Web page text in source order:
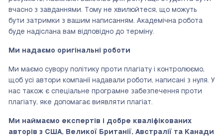
вчасно з завданнями. Тому не хвилюйтеся, що можуть
бути затримки з вашим написанням. Академічна робота
буде надіслана вам відповідно до терміну.
Ми надаємо оригінальні роботи
Ми маємо сувору політику проти плагіату і контролюємо,
щоб усі автори компанії надавали роботи, написані з нуля. У
нас також є спеціальне програмне забезпечення проти
плагіату, яке допомагає виявляти плагіат.
Ми наймаємо експертів і добре кваліфікованих
авторів з США, Великої Британії, Австралії та Канади